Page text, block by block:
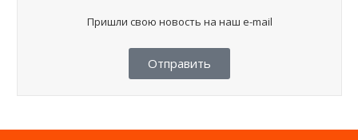
Пришли свою новость на наш e-mail
Отправить